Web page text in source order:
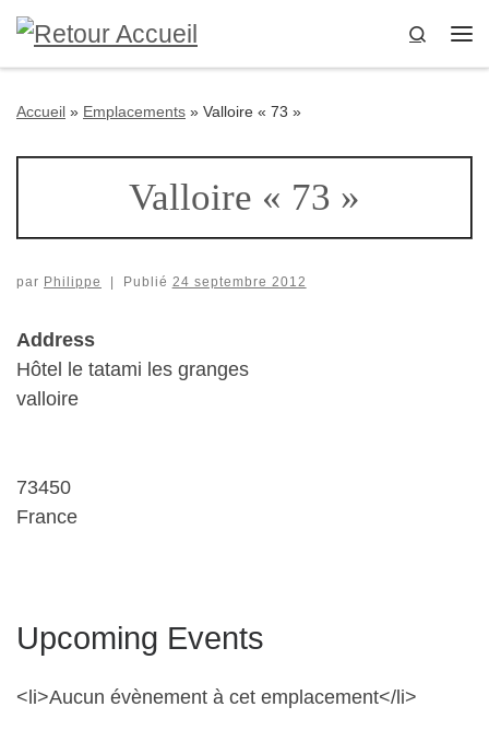
Passer au contenu
Search
Accueil » Emplacements » Valloire « 73 »
Valloire « 73 »
par Philippe Publié 24 septembre 2012
Address
Hôtel le tatami les granges
valloire
73450
France
Upcoming Events
<li>Aucun évènement à cet emplacement</li>